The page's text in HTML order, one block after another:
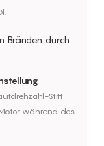
Stift
während des